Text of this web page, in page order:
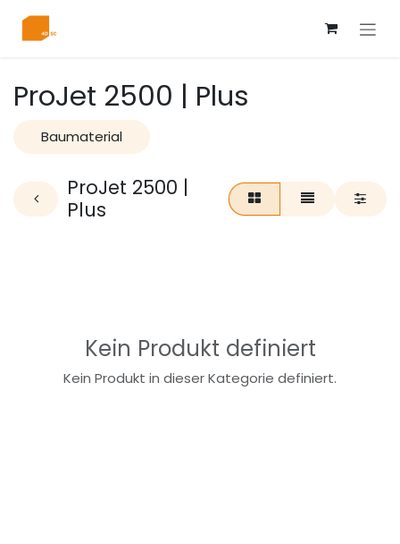
ProJet 2500 | Plus
Baumaterial
ProJet 2500 |
Plus
Kein Produkt definiert
Kein Produkt in dieser Kategorie definiert.